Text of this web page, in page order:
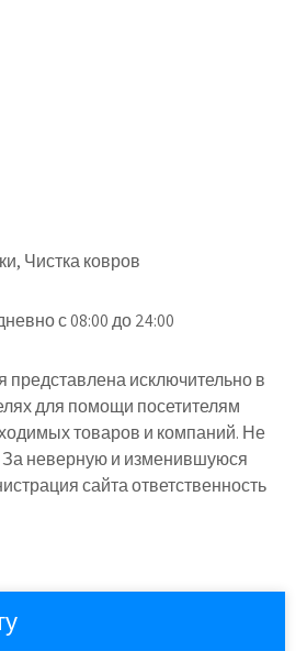
Чистка ковров
с 08:00 до 24:00
исключительно в
для помощи посетителям
товаров и компаний. Не
За неверную и изменившуюся
сайта ответственность